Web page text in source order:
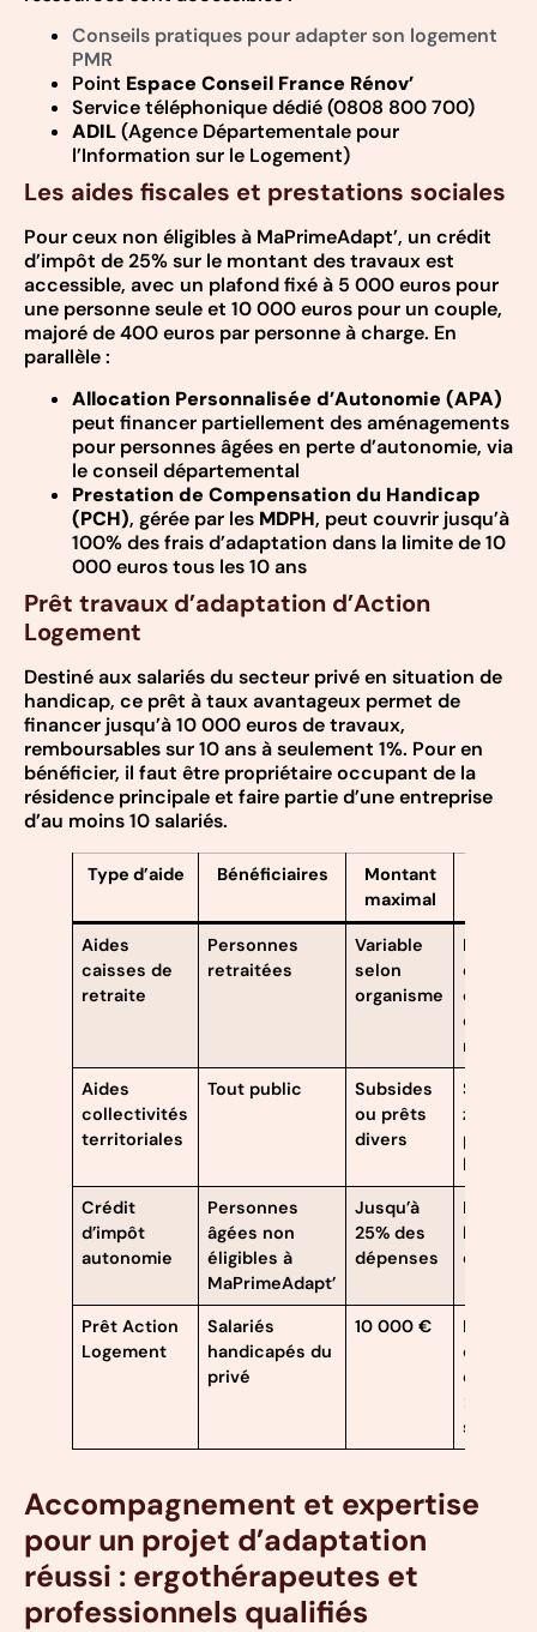
Conseils pratiques pour adapter son logement
PMR
Point Espace Conseil France Rénov’
Service téléphonique dédié (0808 800 700)
ADIL(Agence Départementale pour
l’Information sur le Logement)
Les aides fiscales et prestations sociales
Pour ceux non éligibles à MaPrimeAdapt’, un crédit
d’impôt de 25% sur le montant des travaux est
accessible, avec un plafond fixé à 5 000 euros pour
une personne seule et 10 000 euros pour un couple,
majoré de 400 euros par personne à charge. En
parallèle :
Allocation Personnalisée d’Autonomie (APA)
peut financer partiellement des aménagements
pour personnes âgées en perte d’autonomie, via
le conseil départemental
Prestation de Compensation du Handicap
(PCH), gérée par les MDPH, peut couvrir jusqu’à
100% des frais d’adaptation dans la limite de 10
000 euros tous les 10 ans
Prêt travaux d’adaptation d’Action
Logement
Destiné aux salariés du secteur privé en situation de
handicap, ce prêt à taux avantageux permet de
financer jusqu’à 10 000 euros de travaux,
remboursables sur 10 ans à seulement 1%. Pour en
bénéficier, il faut être propriétaire occupant de la
résidence principale et faire partie d’une entreprise
d’au moins 10 salariés.
Type d’aide Bénéficiaires
Montant
maximal
Aides
caisses de
retraite
Personnes
retraitées
Variable
selon
organisme
Être
et
de
Aides
collectivités
territoriales
Tout public
Subsides
ou prêts
divers
Selon
zonage
locale
Crédit
d’impôt
autonomie
Personnes
âgées non
éligibles à
MaPrimeAdapt’
Jusqu’à
25% des
dépenses
Plafond
défini
Prêt Action
Logement
Salariés
handicapés du
privé
10 000 €
> 10
salariés
Accompagnement et expertise
pour un projet d’adaptation
réussi : ergothérapeutes et
professionnels qualifiés